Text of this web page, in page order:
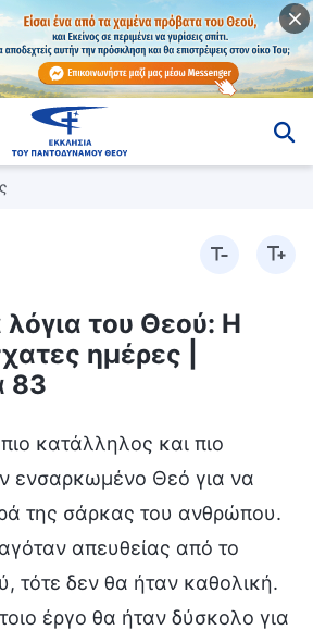
του Θεού: Η
ημέρες |
83
κατάλληλος και πιο
ενσαρκωμένο Θεό για να
της σάρκας του ανθρώπου.
απευθείας από το
τότε δεν θα ήταν καθολική.
έργο θα ήταν δύσκολο για